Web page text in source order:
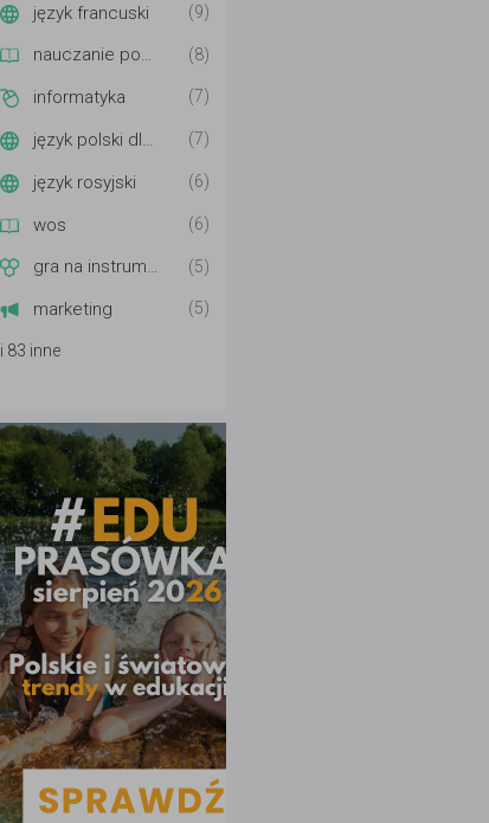
język francuski (9)
nauczanie początkowe (8)
informatyka (7)
język polski dla cudzoziemców (7)
język rosyjski (6)
wos (6)
gra na instrumentach (5)
marketing (5)
i 83 inne